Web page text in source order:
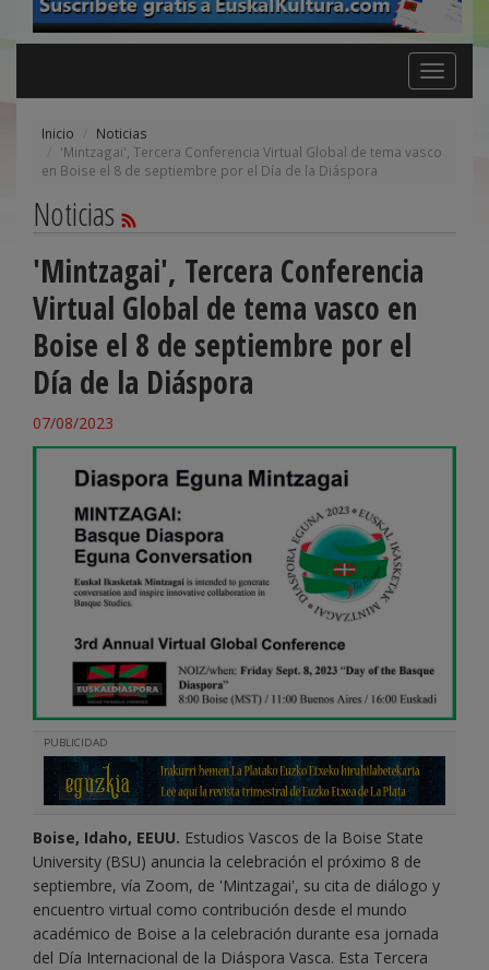
Toggle
navigation
Inicio
Noticias
'Mintzagai', Tercera Conferencia Virtual Global de tema vasco
en Boise el 8 de septiembre por el Día de la Diáspora
Noticias
'Mintzagai', Tercera Conferencia
Virtual Global de tema vasco en
Boise el 8 de septiembre por el
Día de la Diáspora
07/08/2023
PUBLICIDAD
Boise, Idaho, EEUU. Estudios Vascos de la Boise State
University (BSU) anuncia la celebración el próximo 8 de
septiembre, vía Zoom, de 'Mintzagai', su cita de diálogo y
encuentro virtual como contribución desde el mundo
académico de Boise a la celebración durante esa jornada
del Día Internacional de la Diáspora Vasca. Esta Tercera